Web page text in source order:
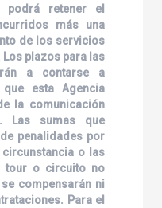
podrá retener el
más una
de los servicios
plazos para las
a contarse a
esta Agencia
la comunicación
Las sumas que
penalidades por
o las
tour o circuito no
compensarán ni
Para el